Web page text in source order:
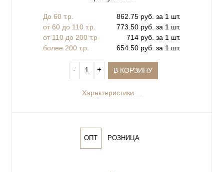
До 60 т.р.
862.75 руб. за 1 шт.
от 60 до 110 т.р.
773.50 руб. за 1 шт.
от 110 до 200 т.р
714 руб. за 1 шт.
более 200 т.р.
654.50 руб. за 1 шт.
‐ + В КОРЗИНУ
Характеристики ...
ОПТ РОЗНИЦА